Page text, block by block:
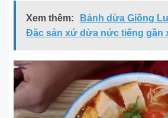
Xem thêm:
Bánh dừa Giồng
Đặc sản xứ dừa nức tiếng gần